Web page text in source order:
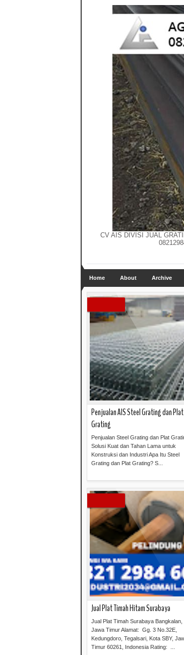
CV AIS DIVISI JUAL
Home About Archive
Penjualan AIS Steel Grating dan Plat
Grating
Penjualan Steel Grating dan Plat
Solusi Kuat dan Tahan Lama untuk
Konstruksi dan Industri Apa Itu Steel
Grating dan Plat Grating? S...
Jual Plat Timah Hitam Surabaya
Jual Plat Timah Surabaya Bangkalan,
Jawa Timur Alamat: Gg. 3 No.32E,
Kedungdoro, Tegalsari, Kota SBY,
Timur 60261, Indonesia Rating: ...